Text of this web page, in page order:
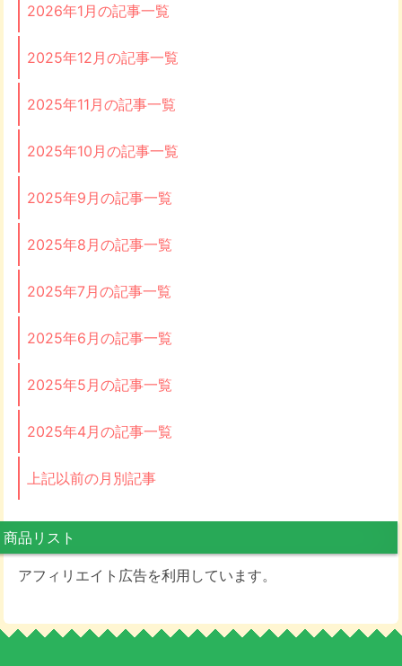
2026年1月の記事一覧
2025年12月の記事一覧
2025年11月の記事一覧
2025年10月の記事一覧
2025年9月の記事一覧
2025年8月の記事一覧
2025年7月の記事一覧
2025年6月の記事一覧
2025年5月の記事一覧
2025年4月の記事一覧
上記以前の月別記事
商品リスト
アフィリエイト広告を利用しています。